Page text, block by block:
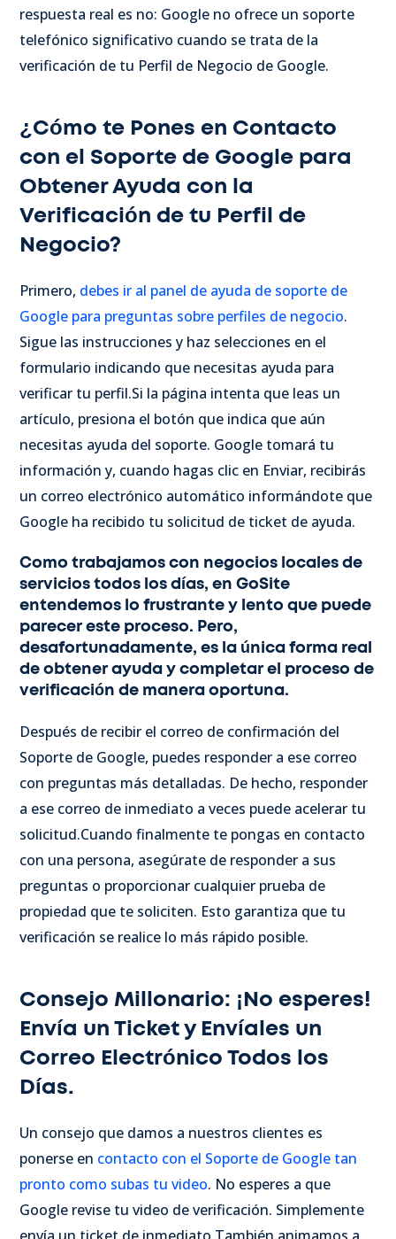
respuesta real es no: Google no ofrece un soporte
telefónico significativo cuando se trata de la
verificación de tu Perfil de Negocio de Google.
¿Cómo te Pones en Contacto
con el Soporte de Google para
Obtener Ayuda con la
Verificación de tu Perfil de
Negocio?
Primero, debes ir al panel de ayuda de soporte de
Google para preguntas sobre perfiles de negocio.
Sigue las instrucciones y haz selecciones en el
formulario indicando que necesitas ayuda para
verificar tu perfil.Si la página intenta que leas un
artículo, presiona el botón que indica que aún
necesitas ayuda del soporte. Google tomará tu
información y, cuando hagas clic en Enviar, recibirás
un correo electrónico automático informándote que
Google ha recibido tu solicitud de ticket de ayuda.
Como trabajamos con negocios locales de
servicios todos los días, en GoSite
entendemos lo frustrante y lento que puede
parecer este proceso. Pero,
desafortunadamente, es la única forma real
de obtener ayuda y completar el proceso de
verificación de manera oportuna.
Después de recibir el correo de confirmación del
Soporte de Google, puedes responder a ese correo
con preguntas más detalladas. De hecho, responder
a ese correo de inmediato a veces puede acelerar tu
solicitud.Cuando finalmente te pongas en contacto
con una persona, asegúrate de responder a sus
preguntas o proporcionar cualquier prueba de
propiedad que te soliciten. Esto garantiza que tu
verificación se realice lo más rápido posible.
Consejo Millonario: ¡No esperes!
Envía un Ticket y Envíales un
Correo Electrónico Todos los
Días.
Un consejo que damos a nuestros clientes es
ponerse en contacto con el Soporte de Google tan
pronto como subas tu video. No esperes a que
Google revise tu video de verificación. Simplemente